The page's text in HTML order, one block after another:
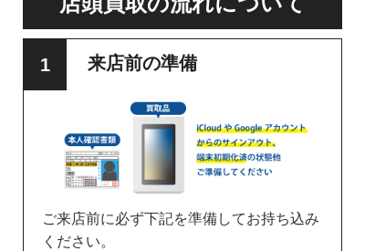
来店前の準備
ご来店前に必ず下記を準備してお持ち込み
ください。